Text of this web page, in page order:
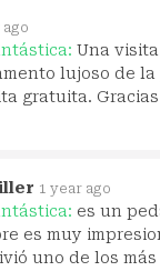
ago
Una
lujoso de la
gratuita.
1 year ago
es un
es muy
uno de los